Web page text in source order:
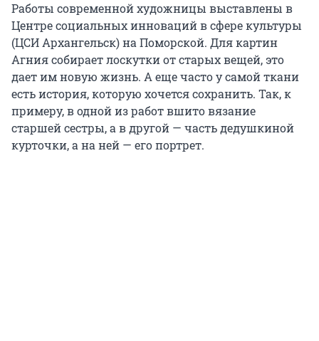
Работы современной художницы выставлены в
Центре социальных инноваций в сфере культуры
(ЦСИ Архангельск) на Поморской. Для картин
Агния собирает лоскутки от старых вещей, это
дает им новую жизнь. А еще часто у самой ткани
есть история, которую хочется сохранить. Так, к
примеру, в одной из работ вшито вязание
старшей сестры, а в другой — часть дедушкиной
курточки, а на ней — его портрет.